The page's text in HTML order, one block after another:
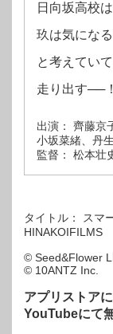
日向坂高校
玖は気にな
と考えてい
走り出す──！
出演： 齊藤京
小坂菜緒、丹
監督： 松本
タイトル： スマ
HINAKOIFILMS
© Seed&Flower
© 10ANTZ Inc.
アプリストア
YouTubeにて